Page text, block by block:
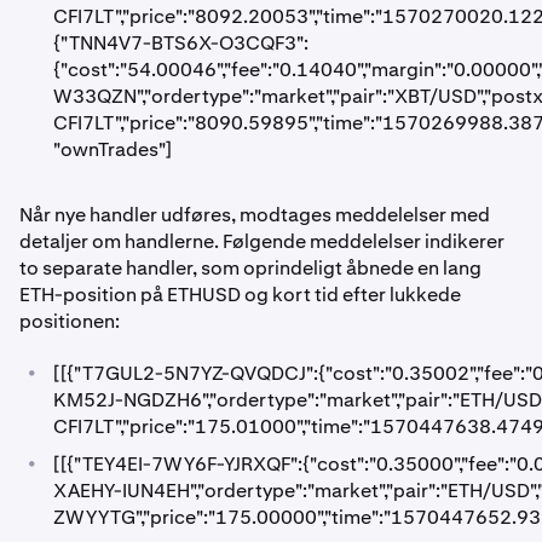
{"TNN4V7-BTS6X-O3CQF3":
W33QZN","ordertype":"market","pair":"XBT/
"ownTrades"]
Når nye handler udføres, modtages meddelelser med
detaljer om handlerne. Følgende meddelelser indikerer
to separate handler, som oprindeligt åbnede en lang
ETH-position på ETHUSD og kort tid efter lukkede
positionen:
•
[[{"T7GUL2-5N7YZ-
KM52J-NGDZH6","ordertype":"market","pair":"ETH/
•
[[{"TEY4EI-7WY6F-
XAEHY-IUN4EH","ordertype":"market","pair":"ETH/